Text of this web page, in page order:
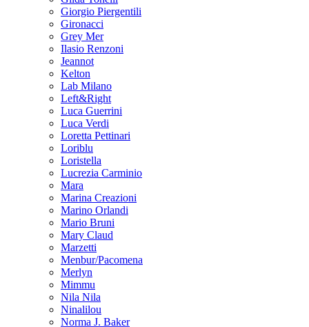
Giorgio Piergentili
Gironacci
Grey Mer
Ilasio Renzoni
Jeannot
Kelton
Lab Milano
Left&Right
Luca Guerrini
Luca Verdi
Loretta Pettinari
Loriblu
Loristella
Lucrezia Carminio
Mara
Marina Creazioni
Marino Orlandi
Mario Bruni
Mary Claud
Marzetti
Menbur/Pacomena
Merlyn
Mimmu
Nila Nila
Ninalilou
Norma J. Baker